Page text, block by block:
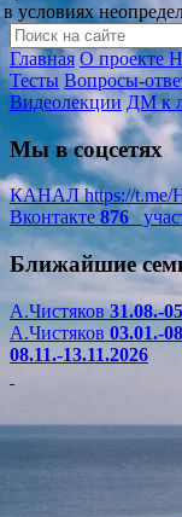
в условиях
Главная О проекте
Тесты Вопросы-
Видеолекции ДМ к
Мы в соцсетях
КАНАЛhttps://t.me/
Вконтакте 876
Ближайшие
А.Чистяков31.08.-
А.Чистяков 03.01.-
08.11.-13.11.2026